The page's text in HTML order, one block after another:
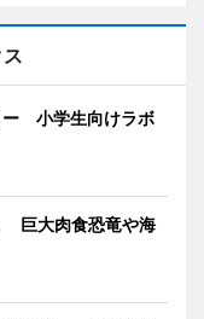
ー 小学生向けラボ
巨大肉食恐竜や海